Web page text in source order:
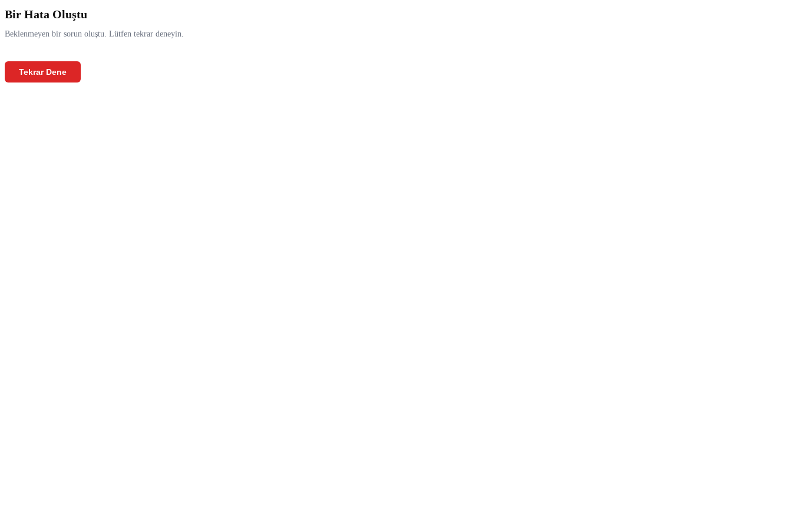
Bir Hata Oluştu
Beklenmeyen bir sorun oluştu. Lütfen tekrar deneyin.
Tekrar Dene